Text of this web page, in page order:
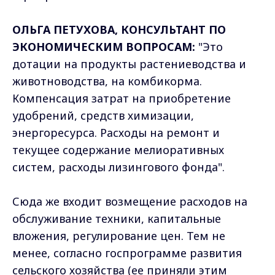
ОЛЬГА ПЕТУХОВА, КОНСУЛЬТАНТ ПО
ЭКОНОМИЧЕСКИМ ВОПРОСАМ: "Это
дотации на продукты растениеводства и
животноводства, на комбикорма.
Компенсация затрат на приобретение
удобрений, средств химизации,
энергоресурса. Расходы на ремонт и
текущее содержание мелиоративных
систем, расходы лизингового фонда".
Сюда же входит возмещение расходов на
обслуживание техники, капитальные
вложения, регулирование цен. Тем не
менее, согласно госпрограмме развития
сельского хозяйства (ее приняли этим